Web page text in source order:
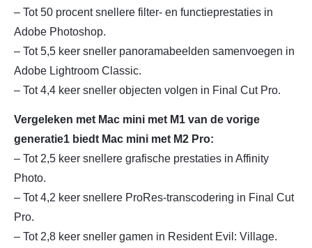
– Tot 50 procent snellere filter- en functieprestaties in
Adobe Photoshop.
– Tot 5,5 keer sneller panoramabeelden samenvoegen in
Adobe Lightroom Classic.
– Tot 4,4 keer sneller objecten volgen in Final Cut Pro.
Vergeleken met Mac mini met M1 van de vorige
generatie1 biedt Mac mini met M2 Pro:
– Tot 2,5 keer snellere grafische prestaties in Affinity
Photo.
– Tot 4,2 keer snellere ProRes-transcodering in Final Cut
Pro.
– Tot 2,8 keer sneller gamen in Resident Evil: Village.